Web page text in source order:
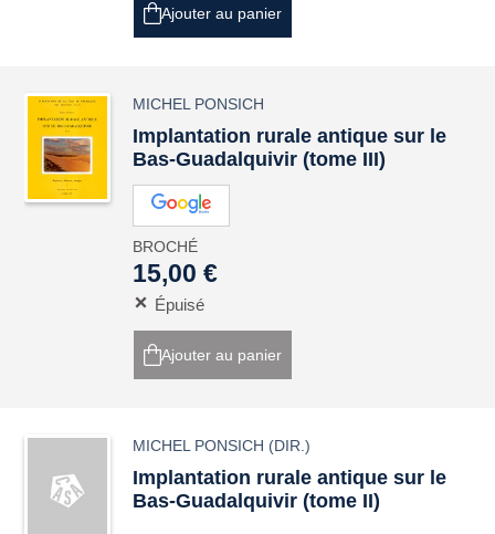
Ajouter au panier
MICHEL PONSICH
Implantation rurale antique sur le
Bas-Guadalquivir (tome III)
BROCHÉ
15,00 €
Épuisé
Ajouter au panier
MICHEL PONSICH (DIR.)
Implantation rurale antique sur le
Bas-Guadalquivir (tome II)